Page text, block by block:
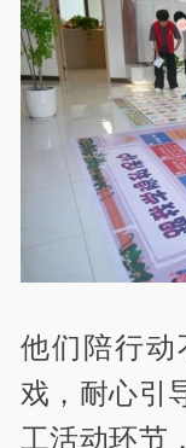
他们陪行动
戏，耐心引
工活动环节